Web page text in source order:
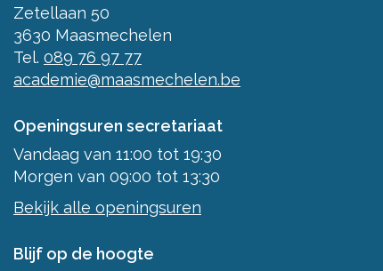
Zetellaan 50
3630 Maasmechelen
Tel. 089 76 97 77
academie@maasmechelen.be
Openingsuren secretariaat
Vandaag van 11:00 tot 19:30
Morgen van 09:00 tot 13:30
Bekijk alle openingsuren
Blijf op de hoogte